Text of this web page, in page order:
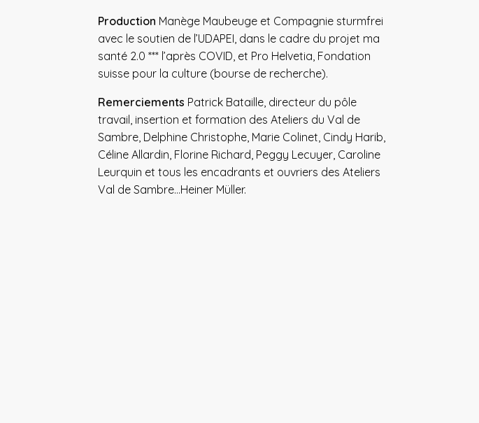
Production Manège Maubeuge et Compagnie sturmfrei
avec le soutien de l’UDAPEI, dans le cadre du projet ma
santé 2.0 *** l’après COVID, et Pro Helvetia, Fondation
suisse pour la culture (bourse de recherche).
Remerciements Patrick Bataille, directeur du pôle
travail, insertion et formation des Ateliers du Val de
Sambre, Delphine Christophe, Marie Colinet, Cindy Harib,
Céline Allardin, Florine Richard, Peggy Lecuyer, Caroline
Leurquin et tous les encadrants et ouvriers des Ateliers
Val de Sambre…Heiner Müller.